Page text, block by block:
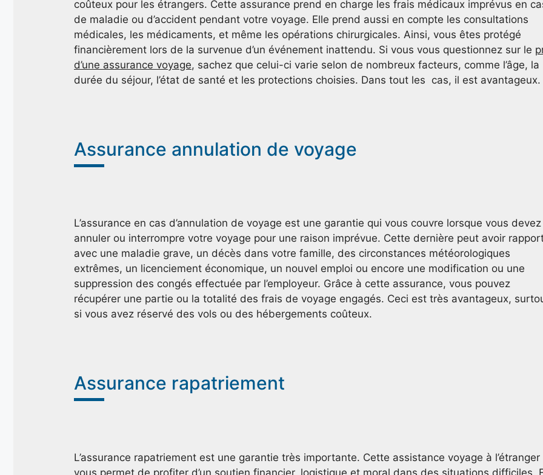
coûteux pour les étrangers. Cette assurance prend en charge les frais médicaux imprévus en
de maladie ou d’accident pendant votre voyage. Elle prend aussi en compte les consultations
médicales, les médicaments, et même les opérations chirurgicales. Ainsi, vous êtes protégé
financièrement lors de la survenue d’un événement inattendu. Si vous vous questionnez sur le
d’une assurance voyage, sachez que celui-ci varie selon de nombreux facteurs, comme l’âge, la
durée du séjour, l’état de santé et les protections choisies. Dans tout les cas, il est avantageux.
Assurance annulation de voyage
L’assurance en cas d’annulation de voyage est une garantie qui vous couvre lorsque vous devez
annuler ou interrompre votre voyage pour une raison imprévue. Cette dernière peut avoir
avec une maladie grave, un décès dans votre famille, des circonstances météorologiques
extrêmes, un licenciement économique, un nouvel emploi ou encore une modification ou une
suppression des congés effectuée par l’employeur. Grâce à cette assurance, vous pouvez
récupérer une partie ou la totalité des frais de voyage engagés. Ceci est très avantageux,
si vous avez réservé des vols ou des hébergements coûteux.
Assurance rapatriement
L’assurance rapatriement est une garantie très importante. Cette assistance voyage à l’étranger
vous permet de profiter d’un soutien financier, logistique et moral dans des situations difficiles.